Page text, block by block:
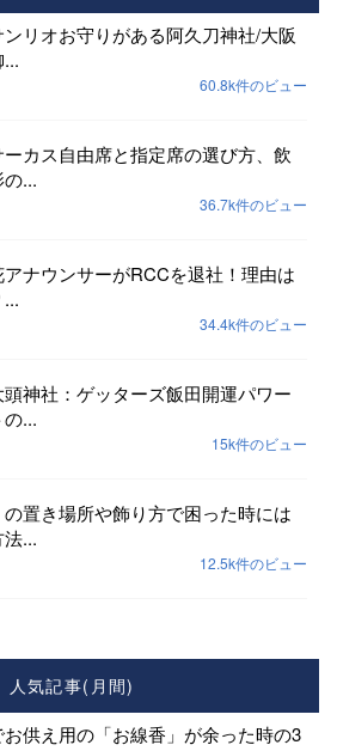
リオお守りがある阿久刀神社/大阪
60.8k件のビュー
カス自由席と指定席の選び方、飲
...
36.7k件のビュー
アナウンサーがRCCを退社！理由は
34.4k件のビュー
神社：ゲッターズ飯田開運パワー
...
15k件のビュー
の置き場所や飾り方で困った時には
法...
12.5k件のビュー
人気記事(月間)
お供え用の「お線香」が余った時の3